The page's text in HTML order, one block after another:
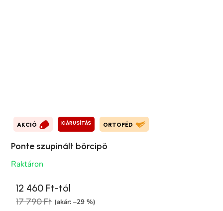
AKCIÓ KIÁRUSÍTÁS ORTOPÉD
Ponte szupinált börcipö
Raktáron
12 460 Ft-tól
17 790 Ft (akár: –29 %)